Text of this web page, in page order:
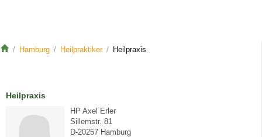
Hamburg Heilpraktiker Heilpraxis
Heilpraxis
HP Axel Erler
Sillemstr. 81
D-20257 Hamburg